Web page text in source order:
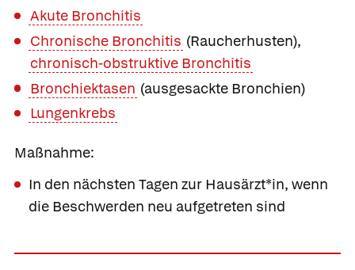
Akute Bronchitis
Chronische Bronchitis (Raucherhusten),
chronisch-obstruktive Bronchitis
Bronchiektasen (ausgesackte Bronchien)
Lungenkrebs
Maßnahme:
In den nächsten Tagen zur Hausärzt*in, wenn
die Beschwerden neu aufgetreten sind